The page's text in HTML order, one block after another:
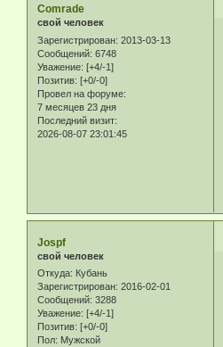
Comrade
свой человек
Зарегистрирован: 2013-03-13
Сообщений: 6748
Уважение: [+4/-1]
Позитив: [+0/-0]
Провел на форуме:
7 месяцев 23 дня
Последний визит:
2026-08-07 23:01:45
Jospf
свой человек
Откуда: Кубань
Зарегистрирован: 2016-02-01
Сообщений: 3288
Уважение: [+4/-1]
Позитив: [+0/-0]
Пол: Мужской